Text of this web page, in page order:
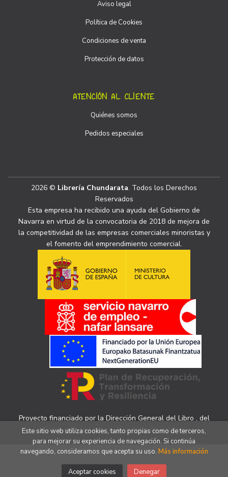
Aviso legal
Política de Cookies
Condiciones de venta
Protección de datos
ATENCIÓN AL CLIENTE
Quiénes somos
Pedidos especiales
2026 © Librería Chundarata. Todos los Derechos
Reservados
Esta empresa ha recibido una ayuda del Gobierno de
Navarra en virtud de la convocatoria de 2018 de mejora de
la competitividad de las empresas comerciales minoristas y
el fomento del emprendimiento comercial.
Proyecto financiado por la Dirección General del Libro , del
Cómic y de la Lectura, Ministerio de Cultura.
Este sitio web utiliza cookies, tanto propias como de terceros,
para mejorar su experiencia de navegación. Si continúa
navegando, consideramos que acepta su uso. Más información
Aceptar cookies Denegar